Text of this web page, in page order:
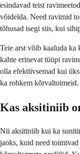
esindavad teist
võidelda. Need ravimid
tõhusad isegi siis, kui
Teie arst võib kaaluda ka
kahte erinevat tüüpi
olla efektiivsemad kui
ka rohkem kõrvaltoimeid.
Kas aksitiniib
Nii aksitiniib kui ka
jaoks, kuid need